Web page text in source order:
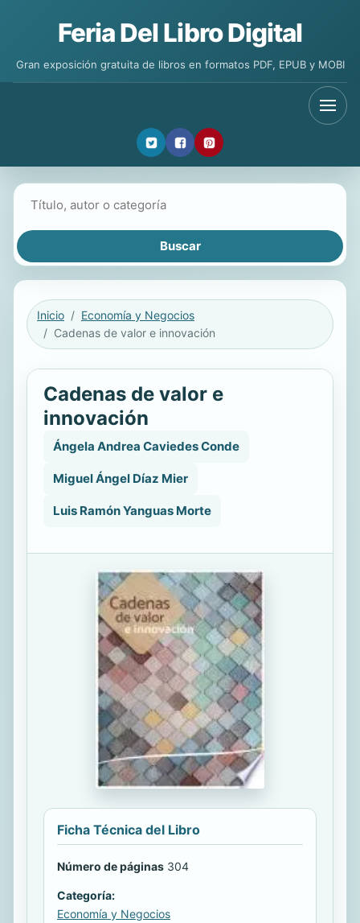
Feria Del Libro Digital
Gran exposición gratuita de libros en formatos PDF, EPUB y MOBI
Inicio
Economía y Negocios
Cadenas de valor e innovación
Cadenas de valor e
innovación
Ángela Andrea Caviedes Conde
Miguel Ángel Díaz Mier
Luis Ramón Yanguas Morte
Ficha Técnica del Libro
Número de páginas 304
Categoría:
Economía y Negocios